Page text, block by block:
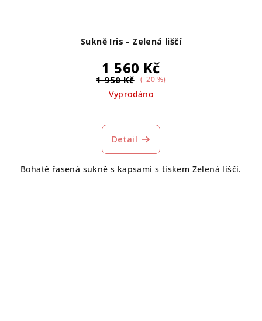
Sukně Iris - Zelená liščí
1 560 Kč
1 950 Kč (–20 %)
Vyprodáno
hodnocení
produktu
z
Detail
Bohatě řasená sukně s kapsami s tiskem Zelená liščí.